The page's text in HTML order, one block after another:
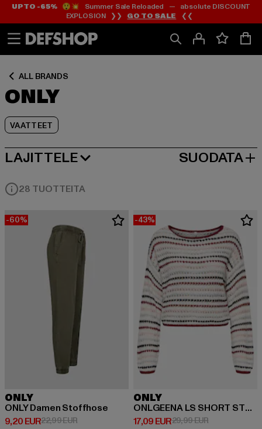
Siirry
Sisältö
Siirry
Footer
UP TO -65%😲💥 Summer Sale Reloaded — absolute DISCOUNT
EXPLOSION ❯❯ GO TO SALE ❮❮
ALL BRANDS
ONLY
VAATTEET
Siirry
Tuoteruudukko
LAJITTELE
SUOSITUIMMAT SUODATA
28 TUOTTEITA
-60%
ONLY
ONLY Damen Stoffhose
9,20 EUR
Ajankohtainen hinta: 9,20 EUR
22,99 EURKampanjahinta: 22,99 EUR
-43%
ONLY
ONLGEENA LS SHORT STRIPE
17,09 EUR
Ajankohtainen hinta: 17,09 EUR
29,99 EUR